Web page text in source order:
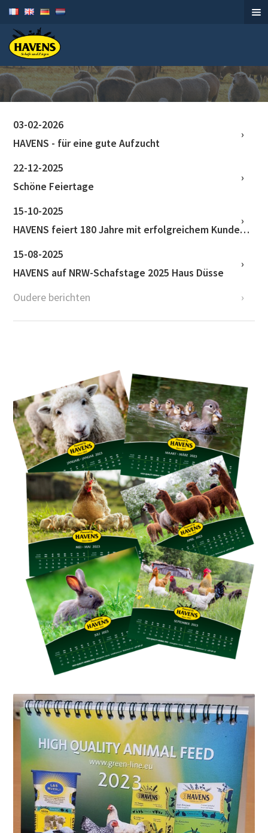
Schafe und Ziegen
03-02-2026
HAVENS - für eine gute Aufzucht
22-12-2025
Schöne Feiertage
15-10-2025
HAVENS feiert 180 Jahre mit erfolgreichem Kundentag
15-08-2025
HAVENS auf NRW-Schafstage 2025 Haus Düsse
Oudere berichten